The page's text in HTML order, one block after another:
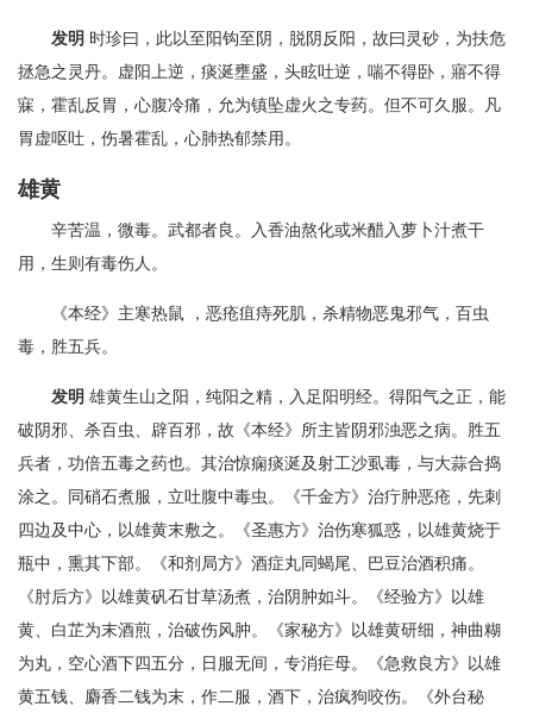
发明 时珍曰，此以至阳钩至阴，脱阴反阳，故曰灵砂，为扶危
拯急之灵丹。虚阳上逆，痰涎壅盛，头眩吐逆，喘不得卧，寤不得
寐，霍乱反胃，心腹冷痛，允为镇坠虚火之专药。但不可久服。凡
胃虚呕吐，伤暑霍乱，心肺热郁禁用。
雄黄
辛苦温，微毒。武都者良。入香油熬化或米醋入萝卜汁煮干
用，生则有毒伤人。
《本经》主寒热鼠 ，恶疮疽痔死肌，杀精物恶鬼邪气，百虫
毒，胜五兵。
发明 雄黄生山之阳，纯阳之精，入足阳明经。得阳气之正，能
破阴邪、杀百虫、辟百邪，故《本经》所主皆阴邪浊恶之病。胜五
兵者，功倍五毒之药也。其治惊痫痰涎及射工沙虱毒，与大蒜合捣
涂之。同硝石煮服，立吐腹中毒虫。《千金方》治疔肿恶疮，先刺
四边及中心，以雄黄末敷之。《圣惠方》治伤寒狐惑，以雄黄烧于
瓶中，熏其下部。《和剂局方》酒症丸同蝎尾、巴豆治酒积痛。
《肘后方》以雄黄矾石甘草汤煮，治阴肿如斗。《经验方》以雄
黄、白芷为末酒煎，治破伤风肿。《家秘方》以雄黄研细，神曲糊
为丸，空心酒下四五分，日服无间，专消疟母。《急救良方》以雄
黄五钱、麝香二钱为末，作二服，酒下，治疯狗咬伤。《外台秘